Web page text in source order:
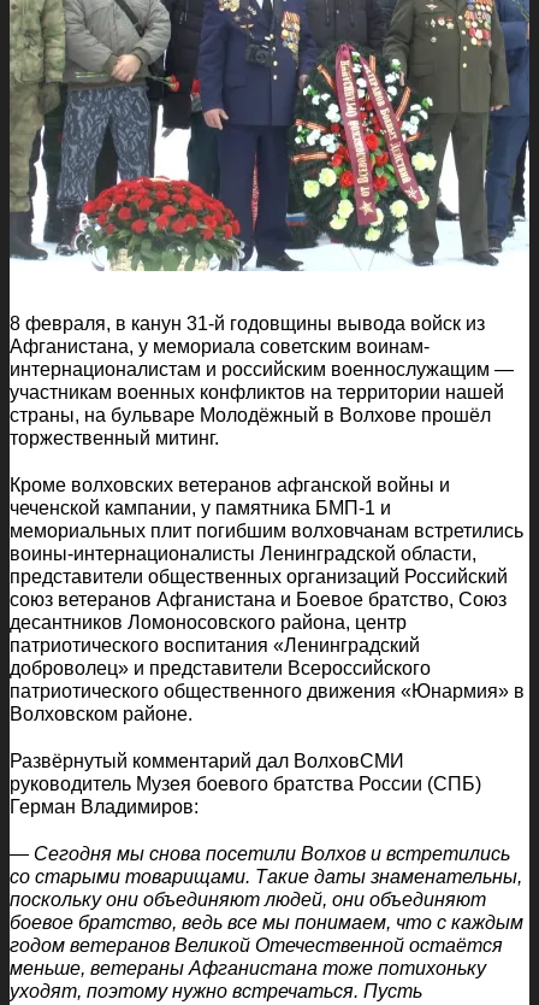
8 февраля, в канун 31-й годовщины вывода войск из
Афганистана, у мемориала советским воинам-
интернационалистам и российским военнослужащим —
участникам военных конфликтов на территории нашей
страны, на бульваре Молодёжный в Волхове прошёл
торжественный митинг.
Кроме волховских ветеранов афганской войны и
чеченской кампании, у памятника БМП-1 и
мемориальных плит погибшим волховчанам встретились
воины-интернационалисты Ленинградской области,
представители общественных организаций Российский
союз ветеранов Афганистана и Боевое братство, Союз
десантников Ломоносовского района, центр
патриотического воспитания «Ленинградский
доброволец» и представители Всероссийского
патриотического общественного движения «Юнармия» в
Волховском районе.
Развёрнутый комментарий дал ВолховСМИ
руководитель Музея боевого братства России (СПБ)
Герман Владимиров:
— Сегодня мы снова посетили Волхов и встретились
со старыми товарищами. Такие даты знаменательны,
поскольку они объединяют людей, они объединяют
боевое братство, ведь все мы понимаем, что с каждым
годом ветеранов Великой Отечественной остаётся
меньше, ветераны Афганистана тоже потихоньку
уходят, поэтому нужно встречаться. Пусть